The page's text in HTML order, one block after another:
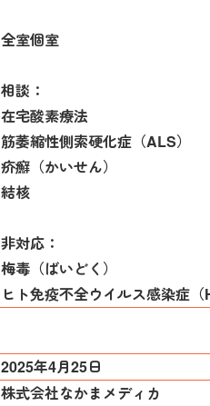
全室個室
相談：
在宅酸素療法
筋萎縮性側索硬化症（ALS）
疥癬（かいせん）
結核
非対応：
梅毒（ばいどく）
ヒト免疫不全ウイルス感染症（
2025年4月25日
株式会社なかまメディカ